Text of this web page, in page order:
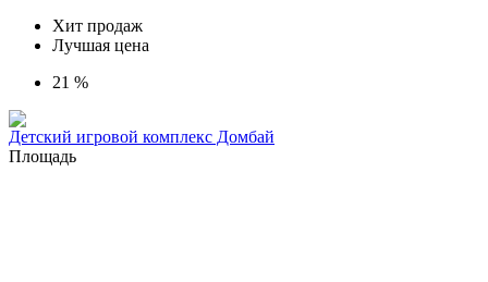
Хит продаж
Лучшая цена
21 %
Детский игровой комплекс Домбай
Площадь